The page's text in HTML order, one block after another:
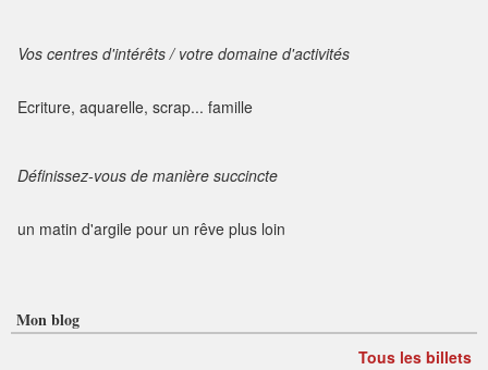
Vos centres d'intérêts / votre domaine d'activités
Ecriture, aquarelle, scrap... famille
Définissez-vous de manière succincte
un matin d'argile pour un rêve plus loin
Mon blog
Tous les billets